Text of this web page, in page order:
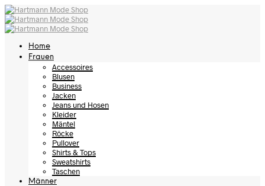
Home
Frauen
Accessoires
Blusen
Business
Jacken
Jeans und Hosen
Kleider
Mäntel
Röcke
Pullover
Shirts & Tops
Sweatshirts
Taschen
Männer